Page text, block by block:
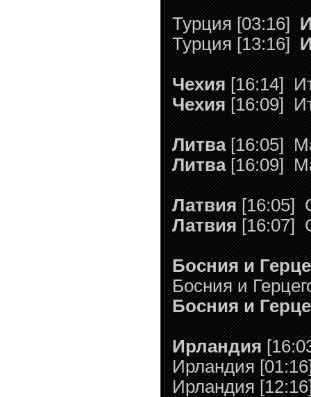
Турция [03:16]
Турция [13:16]
Чехия[16:14]
Чехия[16:09]
Литва[16:05]
Литва[16:09]
Латвия[16:05]
Латвия[16:07]
Босния и
Босния и
Босния и
Ирландия
Ирландия
Ирландия